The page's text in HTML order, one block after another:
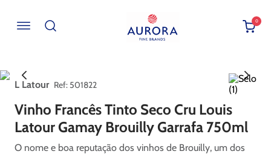
0
L Latour : 501822
Vinho Francês Tinto Seco Cru Louis
Latour Gamay Brouilly Garrafa 750ml
O nome e boa reputação dos vinhos de Brouilly, um dos